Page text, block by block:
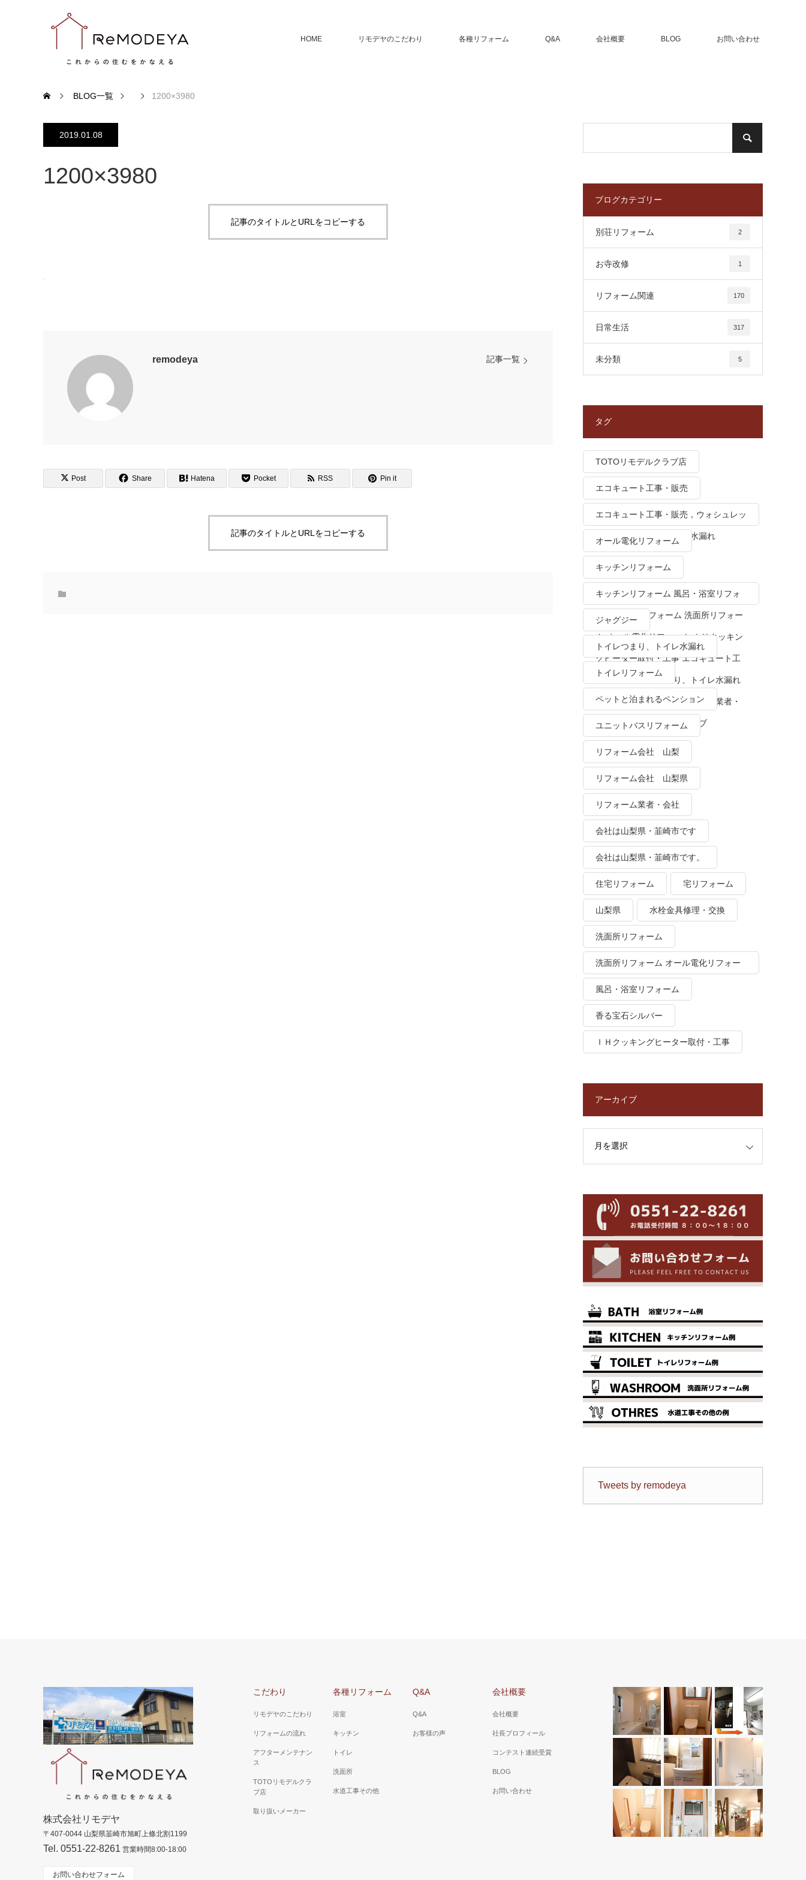
HOME リモデヤのこだわり 各種リフォーム Q&A 会社概要 BLOG お問い合わせ
BLOG一覧 1200×3980
2019.01.08
1200×3980
記事のタイトルとURLをコピーする
remodeya 記事一覧
Post Share Hatena Pocket RSS Pin it
記事のタイトルとURLをコピーする
ブログカテゴリー
別荘リフォーム 2
お寺改修 1
リフォーム関連 170
日常生活 317
未分類 5
タグ
TOTOリモデルクラブ店
エコキュート工事・販売
エコキュート工事・販売，ウォシュレッ
ト トイレつまり、トイレ水漏れ
オール電化リフォーム
キッチンリフォーム
キッチンリフォーム 風呂・浴室リフォ
ーム トイレリフォーム 洗面所リフォー
ム オール電化リフォーム ＩＨクッキン
グヒーター取付・工事 エコキュート工
事・販売 トイレつまり、トイレ水漏れ
水栓金具修理・交換 リフォーム業者・
会社 ＴＯＴＯリモデルクラブ
ジャグジー
トイレつまり、トイレ水漏れ
トイレリフォーム
ペットと泊まれるペンション
ユニットバスリフォーム
リフォーム会社 山梨
リフォーム会社 山梨県
リフォーム業者・会社
会社は山梨県・韮崎市です
会社は山梨県・韮崎市です。
住宅リフォーム 宅リフォーム
山梨県 水栓金具修理・交換
洗面所リフォーム
洗面所リフォーム オール電化リフォー
ム
風呂・浴室リフォーム
香る宝石シルバー
ＩＨクッキングヒーター取付・工事
アーカイブ
Tweets by remodeya
こだわり
リモデヤのこだわり
リフォームの流れ
アフターメンテナン
ス
TOTOリモデルクラ
ブ店
取り扱いメーカー
各種リフォーム
浴室
キッチン
トイレ
洗面所
水道工事その他
Q&A
Q&A
お客様の声
会社概要
会社概要
社長プロフィール
コンテスト連続受賞
BLOG
お問い合わせ
株式会社リモデヤ
〒407-0044 山梨県韮崎市旭町上條北割1199
Tel. 0551-22-8261 営業時間8:00-18:00
お問い合わせフォーム